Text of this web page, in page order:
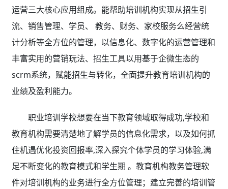
运营三大核心应用组成。能帮助培训机构实现从招生引
流、销售管理、学员、 教务、财务、家校服务么经营统
计分析等全方位的管理，以信息化、数字化的运营管理和
丰富实用的营销玩法、招生工具以用基于企微生态的
scrm系统，赋能招生与转化，全面提升教育培训机构的
业绩及盈利能力。
职业培训学校想要在当下教育领域取得成功,学校和
教育机构需要清楚地了解学员的信息化需求，以及如何抓
住机遇优化投资回报率,深入探究个体学员的学习体验,满
足不断变化的教育模式和学生期 。教育机构教务管理软
件对培训机构的业务进行全方位管理；建立完善的培训管